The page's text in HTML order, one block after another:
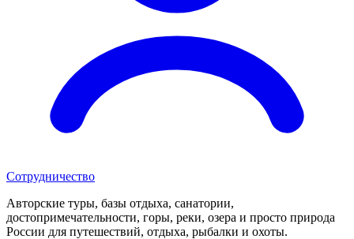
Сотрудничество
Авторские туры, базы отдыха, санатории,
достопримечательности, горы, реки, озера и просто природа
России для путешествий, отдыха, рыбалки и охоты.